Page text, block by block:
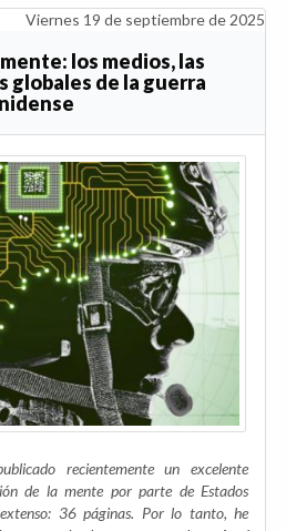
Viernes 19 de septiembre de 2025
los medios, las
globales de la guerra
recientemente un excelente
de la mente por parte de Estados
36 páginas. Por lo tanto, he